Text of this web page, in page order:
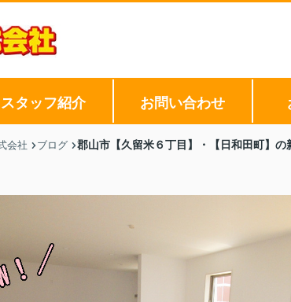
スタッフ紹介 お問い合わせ
会社 ブログ 郡山市【久留米６丁目】・【日和田町】の